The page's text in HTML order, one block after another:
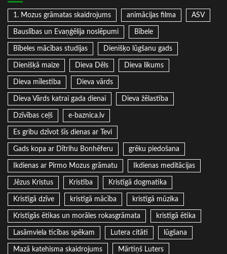
1. Mozus grāmatas skaidrojums animācijas filma ASV
Bauslības un Evaņģēlija noslēpumi Bībele
Bībeles mācības studijas Dienišķo lūgšanu gads
Dienišķā maize Dieva Dēls Dieva likums
Dieva mīlestība Dieva vārds
Dieva Vārds katrai gada dienai Dieva žēlastība
Dzīvības ceļš e-baznica.lv
Es gribu dzīvot šīs dienas ar Tevi
Gads kopa ar Dītrihu Bonhēferu grēku piedošana
Ikdienas ar Pirmo Mozus grāmatu Ikdienas meditācijas
Jēzus Kristus Kristība Kristīgā dogmatika
Kristīgā dzīve kristīgā mācība kristīgā mūzika
Kristīgās ētikas un morāles rokasgrāmata kristīgā ētika
Lasāmviela ticības spēkam Lutera citāti lūgšana
Mazā katehisma skaidrojums Mārtiņš Luters